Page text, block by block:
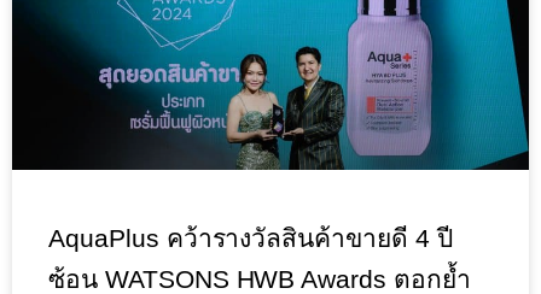
AquaPlus คว้ารางวัลสินค้าขายดี 4 ปี
ซ้อน WATSONS HWB Awards ตอกย้ำ